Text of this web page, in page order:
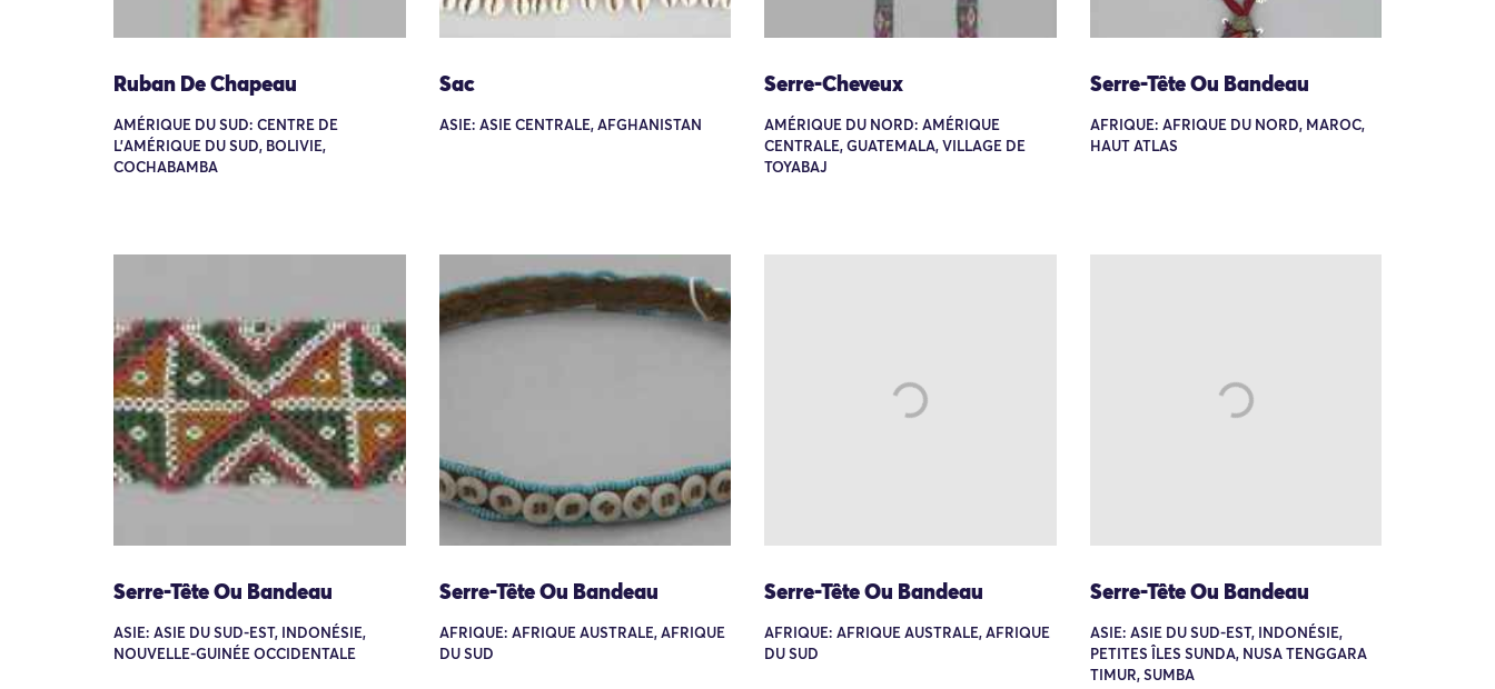
Ruban De Chapeau
AMÉRIQUE DU SUD: CENTRE DE
L'AMÉRIQUE DU SUD, BOLIVIE,
COCHABAMBA
Sac
ASIE: ASIE CENTRALE, AFGHANISTAN
Serre-Cheveux
AMÉRIQUE DU NORD: AMÉRIQUE
CENTRALE, GUATEMALA, VILLAGE DE
TOYABAJ
Serre-Tête Ou Bandeau
AFRIQUE: AFRIQUE DU NORD, MAROC,
HAUT ATLAS
Serre-Tête Ou Bandeau
ASIE: ASIE DU SUD-EST, INDONÉSIE,
NOUVELLE-GUINÉE OCCIDENTALE
Serre-Tête Ou Bandeau
AFRIQUE: AFRIQUE AUSTRALE, AFRIQUE
DU SUD
Serre-Tête Ou Bandeau
AFRIQUE: AFRIQUE AUSTRALE, AFRIQUE
DU SUD
Serre-Tête Ou Bandeau
ASIE: ASIE DU SUD-EST, INDONÉSIE,
PETITES ÎLES SUNDA, NUSA TENGGARA
TIMUR, SUMBA